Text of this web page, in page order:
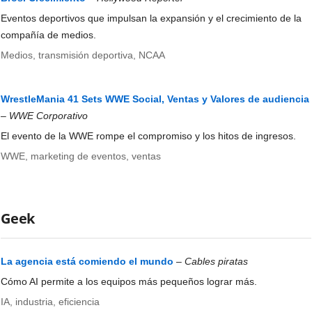
Eventos deportivos que impulsan la expansión y el crecimiento de la
compañía de medios.
Medios, transmisión deportiva, NCAA
WrestleMania 41 Sets WWE Social, Ventas y Valores de audiencia
– WWE Corporativo
El evento de la WWE rompe el compromiso y los hitos de ingresos.
WWE, marketing de eventos, ventas
Geek
La agencia está comiendo el mundo –Cables piratas
Cómo AI permite a los equipos más pequeños lograr más.
IA, industria, eficiencia